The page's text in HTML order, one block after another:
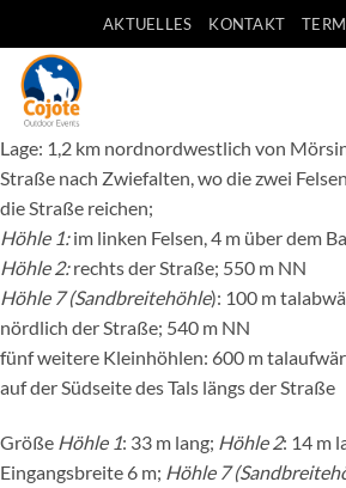
Inhalt
springen
AKTUELLES KONTAKT
Lage: 1,2 km nordnordwestlich von
Straße nach Zwiefalten, wo die zwei
die Straße reichen;
Höhle 1:im linken Felsen, 4 m über dem
Höhle 2:rechts der Straße; 550 m NN
Höhle 7 (Sandbreitehöhle): 100 m
nördlich der Straße; 540 m NN
fünf weitere Kleinhöhlen: 600 m
auf der Südseite des Tals längs der Straße
Größe Höhle 1: 33 m lang; Höhle 2: 14 m
Eingangsbreite 6 m; Höhle 7